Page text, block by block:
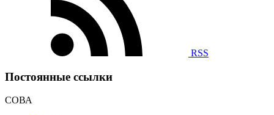
RSS
Постоянные ссылки
СОВА